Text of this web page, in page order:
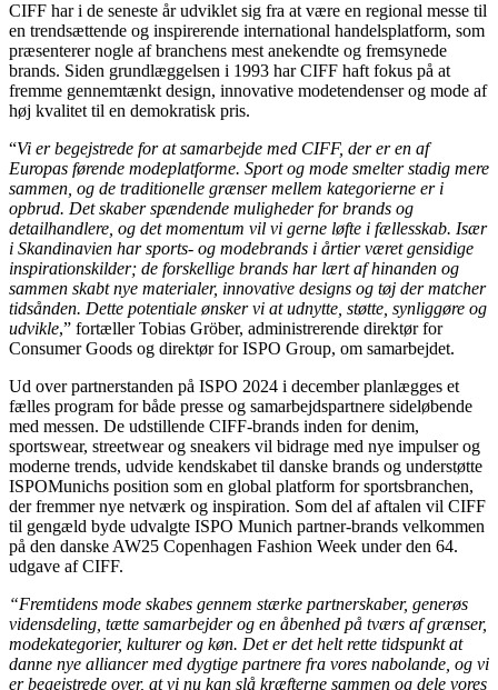
CIFF har i de seneste år udviklet sig fra at være en regional messe til
en trendsættende og inspirerende international handelsplatform, som
præsenterer nogle af branchens mest anekendte og fremsynede
brands. Siden grundlæggelsen i 1993 har CIFF haft fokus på at
fremme gennemtænkt design, innovative modetendenser og mode af
høj kvalitet til en demokratisk pris.
“Vi er begejstrede for at samarbejde med CIFF, der er en af
Europas førende modeplatforme. Sport og mode smelter stadig mere
sammen, og de traditionelle grænser mellem kategorierne er i
opbrud. Det skaber spændende muligheder for brands og
detailhandlere, og det momentum vil vi gerne løfte i fællesskab. Især
i Skandinavien har sports- og modebrands i årtier været gensidige
inspirationskilder; de forskellige brands har lært af hinanden og
sammen skabt nye materialer, innovative designs og tøj der matcher
tidsånden. Dette potentiale ønsker vi at udnytte, støtte, synliggøre og
udvikle,” fortæller Tobias Gröber, administrerende direktør for
Consumer Goods og direktør forISPO Group, om samarbejdet.
Ud over partnerstanden på ISPO 2024 i december planlægges et
fælles program for både presse og samarbejdspartnere sideløbende
med messen. De udstillende CIFF-brands inden for denim,
sportswear, streetwear og sneakers vil bidrage med nye impulser og
moderne trends, udvide kendskabet til danske brands og understøtte
ISPOMunichs position som en global platform for sportsbranchen,
der fremmer nye netværk og inspiration. Som del af aftalen vil CIFF
til gengæld byde udvalgte ISPO Munich partner-brands velkommen
på den danske AW25 Copenhagen Fashion Week under den 64.
udgave af CIFF.
“Fremtidens mode skabes gennem stærke partnerskaber, generøs
vidensdeling, tætte samarbejder og en åbenhed på tværs af grænser,
modekategorier, kulturer og køn. Det er det helt rette tidspunkt at
danne nye alliancer med dygtige partnere fra vores nabolande, og vi
er begejstrede over, at vi nu kan slå kræfterne sammen og dele vores